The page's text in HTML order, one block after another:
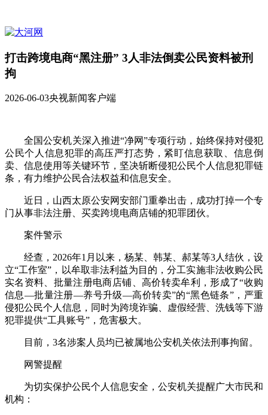
打击跨境电商“黑注册” 3人非法倒卖公民资料被刑
拘
2026-06-03央视新闻客户端
全国公安机关深入推进“净网”专项行动，始终保持对侵犯
公民个人信息犯罪的高压严打态势，紧盯信息获取、信息倒
卖、信息使用等关键环节，坚决斩断侵犯公民个人信息犯罪链
条，有力维护公民合法权益和信息安全。
近日，山西太原公安网安部门重拳出击，成功打掉一个专
门从事非法注册、买卖跨境电商店铺的犯罪团伙。
案件警示
经查，2026年1月以来，杨某、韩某、郝某等3人结伙，设
立“工作室”，以牟取非法利益为目的，分工实施非法收购公民
实名资料、批量注册电商店铺、高价转卖牟利，形成了“收购
信息—批量注册—养号升级—高价转卖”的“黑色链条”，严重
侵犯公民个人信息，同时为跨境诈骗、虚假经营、洗钱等下游
犯罪提供“工具账号”，危害极大。
目前，3名涉案人员均已被属地公安机关依法刑事拘留。
网警提醒
为切实保护公民个人信息安全，公安机关提醒广大市民和
机构：